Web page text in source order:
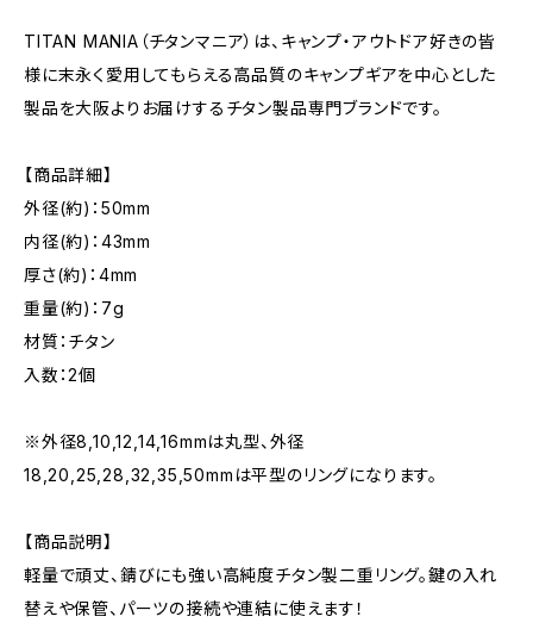
TITAN MANIA（チタンマニア）は、キャンプ・アウトドア好きの皆
様に末永く愛用してもらえる高品質のキャンプギアを中心とした
製品を大阪よりお届けするチタン製品専門ブランドです。
【商品詳細】
外径(約)：50mm
内径(約)：43mm
厚さ(約)：4mm
重量(約)：7g
材質：チタン
入数：2個
※外径8,10,12,14,16mmは丸型、外径
18,20,25,28,32,35,50mmは平型のリングになります。
【商品説明】
軽量で頑丈、錆びにも強い高純度チタン製二重リング。鍵の入れ
替えや保管、パーツの接続や連結に使えます！